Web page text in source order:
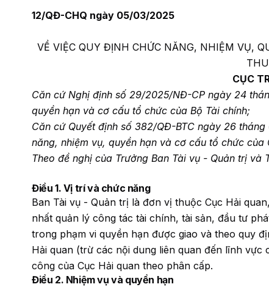
12/QĐ-CHQ ngày 05/03/2025
VỀ VIỆC QUY ĐỊNH CHỨC NĂNG, NHIỆM VỤ,
CỤC
Căn cứ Nghị định số 29/2025/NĐ-CP ngày 24
quyền hạn và cơ cấu tổ chức của Bộ Tài chính;
Căn cứ Quyết định số 382/QĐ-BTC ngày 26
năng, nhiệm vụ, quyền hạn và cơ cấu tổ chức của
Theo đề nghị của Trưởng Ban Tài vụ - Quản trị và
Điều 1. Vị trí và chức năng
Ban Tài vụ - Quản trị là đơn vị thuộc Cục Hải
nhất quản lý công tác tài chính, tài sản, đầu tư
trong phạm vi quyền hạn được giao và theo quy
Hải quan (trừ các nội dung liên quan đến lĩnh vực
công của Cục Hải quan theo phân cấp.
Điều 2. Nhiệm vụ và quyền hạn